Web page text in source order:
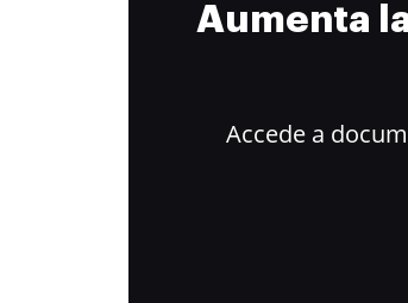
Aumenta
Accede a